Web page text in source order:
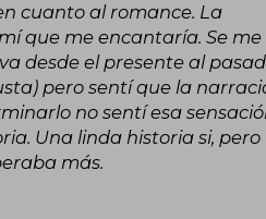
cuanto al romance. La
que me encantaría. Se me
desde el presente al
pero sentí que la
no sentí esa
Una linda historia si, pero
más.